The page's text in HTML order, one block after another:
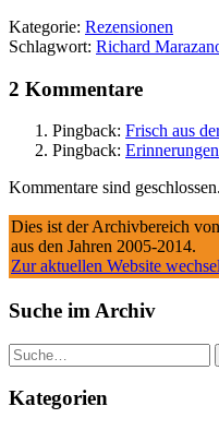
Kategorie: Rezensionen
Schlagwort: Richard
2 Kommentare
Pingback: Frisch aus
Pingback:
Kommentare sind geschlossen.
Dies ist der Archivbereich
aus den Jahren 2005-2014.
Zur aktuellen Website
Suche im Archiv
Suche
Kategorien